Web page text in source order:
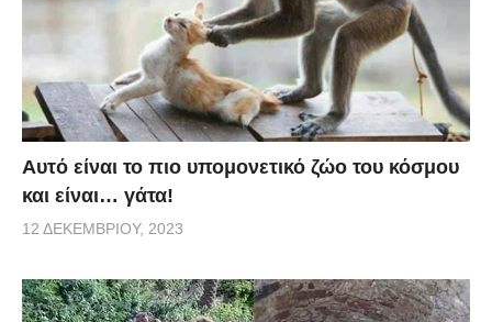
Αυτό είναι το πιο υπομονετικό ζώο του κόσμου
και είναι… γάτα!
12 ΔΕΚΕΜΒΡΊΟΥ, 2023